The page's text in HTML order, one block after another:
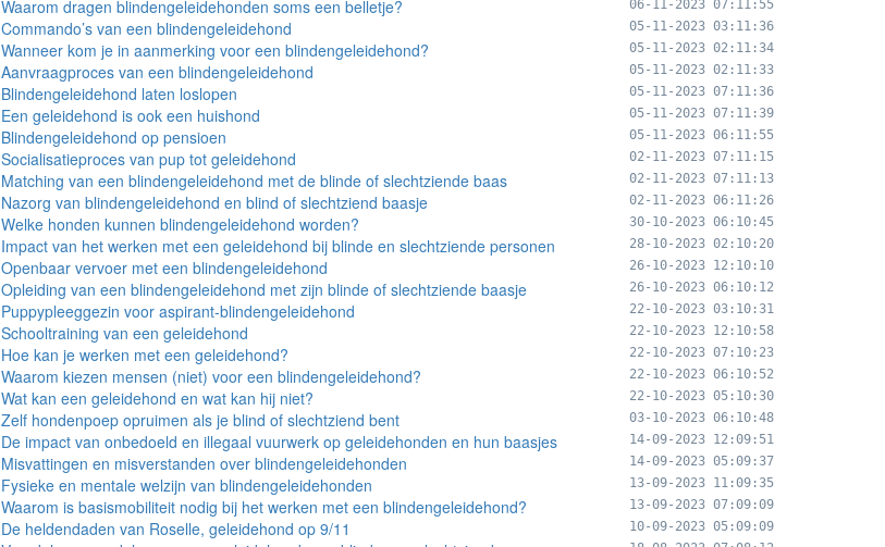
Waarom dragen blindengeleidehonden soms een belletje? 06-11-2023 07:11:55
Commando’s van een blindengeleidehond 05-11-2023 03:11:36
Wanneer kom je in aanmerking voor een blindengeleidehond? 05-11-2023 02:11:34
Aanvraagproces van een blindengeleidehond 05-11-2023 02:11:33
Blindengeleidehond laten loslopen 05-11-2023 07:11:36
Een geleidehond is ook een huishond 05-11-2023 07:11:39
Blindengeleidehond op pensioen 05-11-2023 06:11:55
Socialisatieproces van pup tot geleidehond 02-11-2023 07:11:15
Matching van een blindengeleidehond met de blinde of slechtziende baas 02-11-2023 07:11:13
Nazorg van blindengeleidehond en blind of slechtziend baasje 02-11-2023 06:11:26
Welke honden kunnen blindengeleidehond worden? 30-10-2023 06:10:45
Impact van het werken met een geleidehond bij blinde en slechtziende personen 28-10-2023 02:10:20
Openbaar vervoer met een blindengeleidehond 26-10-2023 12:10:10
Opleiding van een blindengeleidehond met zijn blinde of slechtziende baasje 26-10-2023 06:10:12
Puppypleeggezin voor aspirant-blindengeleidehond 22-10-2023 03:10:31
Schooltraining van een geleidehond 22-10-2023 12:10:58
Hoe kan je werken met een geleidehond? 22-10-2023 07:10:23
Waarom kiezen mensen (niet) voor een blindengeleidehond? 22-10-2023 06:10:52
Wat kan een geleidehond en wat kan hij niet? 22-10-2023 05:10:30
Zelf hondenpoep opruimen als je blind of slechtziend bent 03-10-2023 06:10:48
De impact van onbedoeld en illegaal vuurwerk op geleidehonden en hun baasjes 14-09-2023 12:09:51
Misvattingen en misverstanden over blindengeleidehonden 14-09-2023 05:09:37
Fysieke en mentale welzijn van blindengeleidehonden 13-09-2023 11:09:35
Waarom is basismobiliteit nodig bij het werken met een blindengeleidehond? 13-09-2023 07:09:09
De heldendaden van Roselle, geleidehond op 9/11 10-09-2023 05:09:09